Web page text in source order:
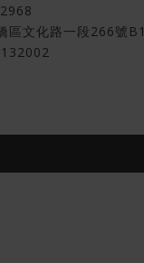
區文化路一段266號B1